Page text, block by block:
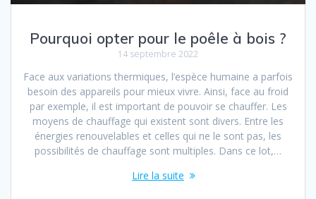
Pourquoi opter pour le poêle à bois ?
14 septembre 2022
Face aux variations thermiques, l’espèce humaine a parfois
besoin des appareils pour mieux vivre. Ainsi, face au froid
par exemple, il est important de pouvoir se chauffer. Les
moyens de chauffage qui existent sont divers. Entre les
énergies renouvelables et celles qui ne le sont pas, les
possibilités de chauffage sont multiples. Dans ce lot,…
Lire la suite